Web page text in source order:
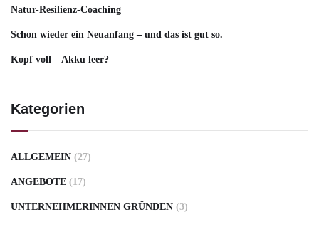
Natur-Resilienz-Coaching
Schon wieder ein Neuanfang – und das ist gut so.
Kopf voll – Akku leer?
Kategorien
ALLGEMEIN (27)
ANGEBOTE (17)
UNTERNEHMERINNEN GRÜNDEN (3)